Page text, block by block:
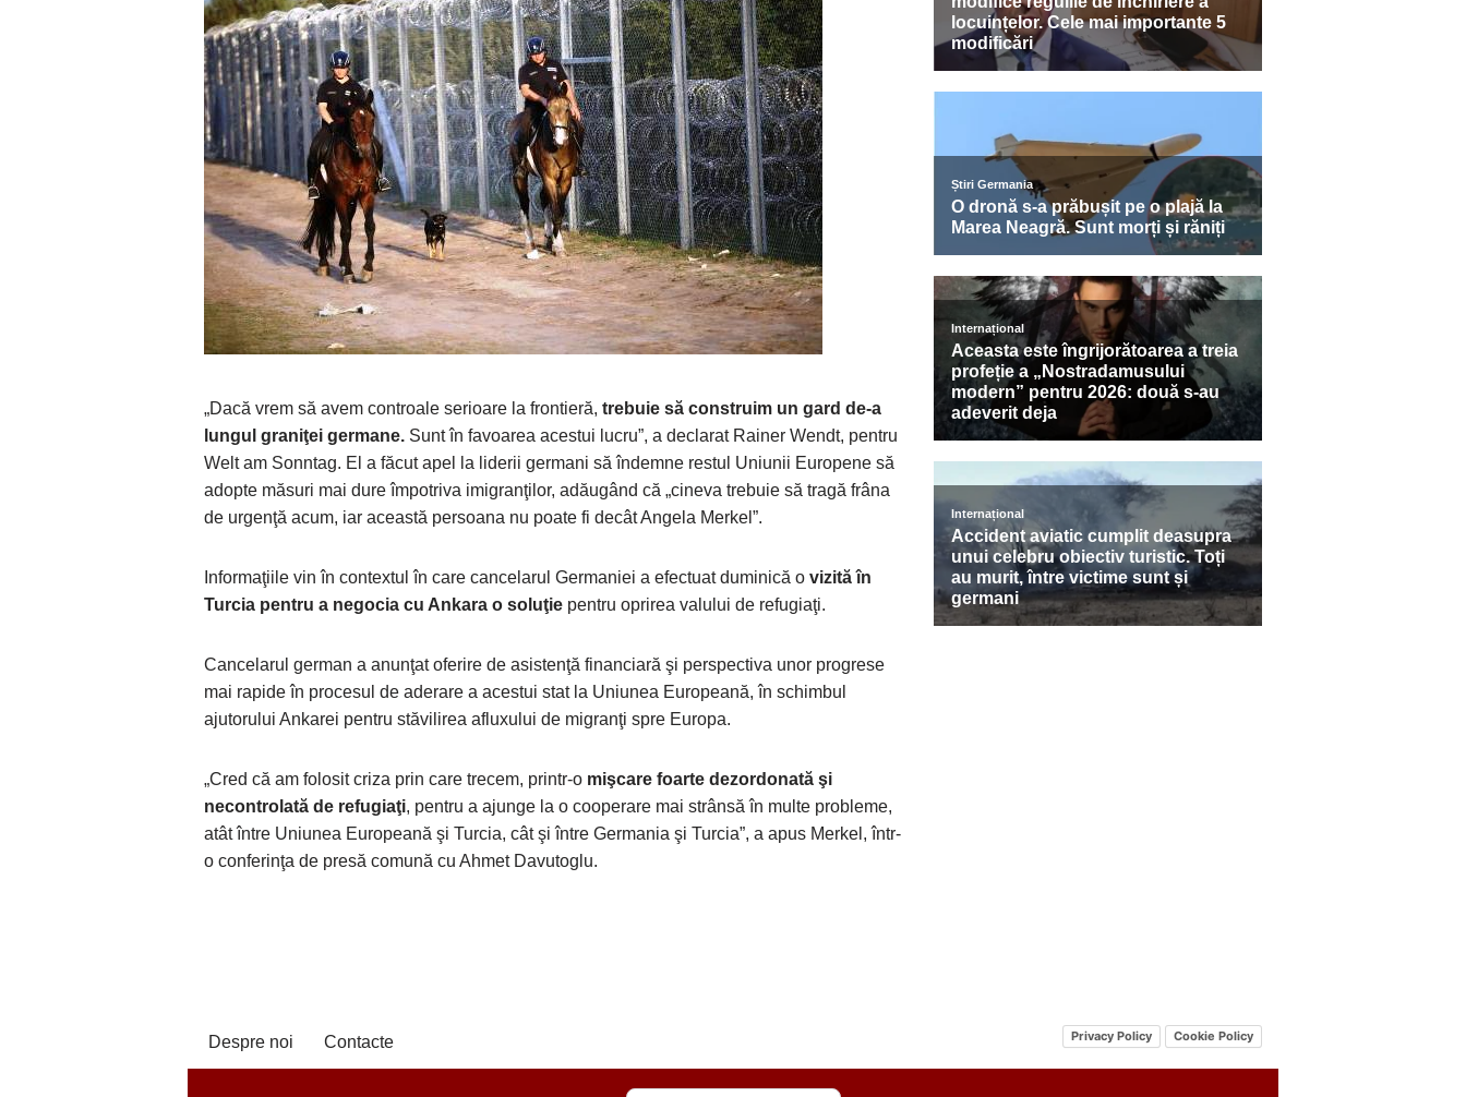
„Dacă vrem să avem controale serioare la frontieră, trebuie să construim un gard de-a
lungul graniţei germane. Sunt în favoarea acestui lucru”, a declarat Rainer Wendt, pentru
Welt am Sonntag. El a făcut apel la liderii germani să îndemne restul Uniunii Europene să
adopte măsuri mai dure împotriva imigranţilor, adăugând că „cineva trebuie să tragă frâna
de urgenţă acum, iar această persoana nu poate fi decât Angela Merkel”.
Informaţiile vin în contextul în care cancelarul Germaniei a efectuat duminică o vizită în
Turcia pentru a negocia cu Ankara o soluţie pentru oprirea valului de refugiaţi.
Cancelarul german a anunţat oferire de asistenţă financiară şi perspectiva unor progrese
mai rapide în procesul de aderare a acestui stat la Uniunea Europeană, în schimbul
ajutorului Ankarei pentru stăvilirea afluxului de migranţi spre Europa.
„Cred că am folosit criza prin care trecem, printr-o mişcare foarte dezordonată şi
necontrolată de refugiaţi, pentru a ajunge la o cooperare mai strânsă în multe probleme,
atât între Uniunea Europeană şi Turcia, cât şi între Germania şi Turcia”, a apus Merkel, într-
o conferinţa de presă comună cu Ahmet Davutoglu.
Despre noi Contacte Privacy Policy Cookie Policy